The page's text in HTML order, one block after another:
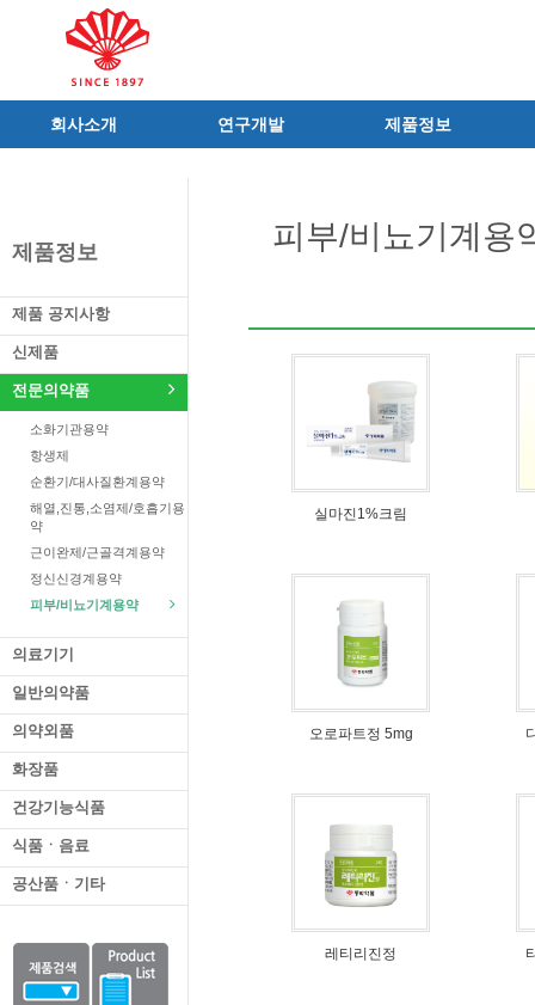
회사소개
사가
연구소/공장
가족친화우수기업
오시는길
가족회사
연구개발
조직 및 업무
기술혁신 네트워크
제품정보
전문의약품
의약외품
건강기능식품
식품ㆍ음료
공산품ㆍ기타
제품정보
제품 공지사항
신제품
전문의약품
소화기관용약
항생제
순환기/대사질환계용약
해열,진통,소염제/호흡기용
약
근이완제/근골격계용약
정신신경계용약
피부/비뇨기계용약
의료기기
일반의약품
의약외품
화장품
건강기능식품
식품ㆍ음료
공산품ㆍ기타
피부/비뇨기계용
실마진1%크림
오로파트정 5mg
레티리진정